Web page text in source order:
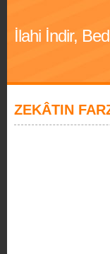
İlahi İndir,
ZEKÂTIN